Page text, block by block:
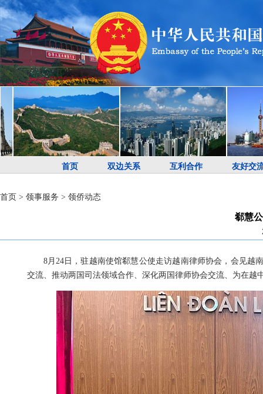
首页 双边关系 互利合作 友好交
首页 > 领事服务 > 领侨动态
郗慧
8月24日，驻越南使馆郗慧公使走访越南律师协会，会见越
交流、推动两国司法领域合作、深化两国律师协会交流、为在